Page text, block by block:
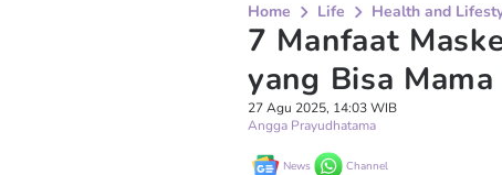
Home Life Health and
7 Manfaat
yang Bisa
27 Agu 2025, 14:03 WIB
Angga Prayudhatama
News Channel